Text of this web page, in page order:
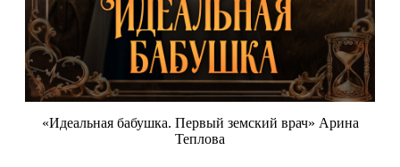
«Идеальная бабушка. Первый земский врач» Арина
Теплова